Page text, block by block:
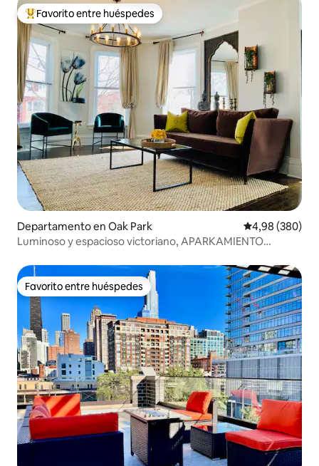
Favorito entre los huéspedes más destacados
Favorito entre huéspedes
Departamento en Oak Park Calificación
4,98 (380)
Luminoso y espacioso victoriano, APARKAMIENTO
Favorito entre huéspedes
Favorito entre huéspedes